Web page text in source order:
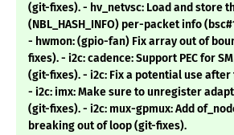
(git-fixes). - hv_netvsc: Load and store
(NBL_HASH_INFO) per-packet info
- hwmon: (gpio-fan) Fix array out of
fixes). - i2c: cadence: Support PEC for
(git-fixes). - i2c: Fix a potential use
- i2c: imx: Make sure to unregister
(git-fixes). - i2c: mux-gpmux: Add
breaking out of loop (git-fixes).